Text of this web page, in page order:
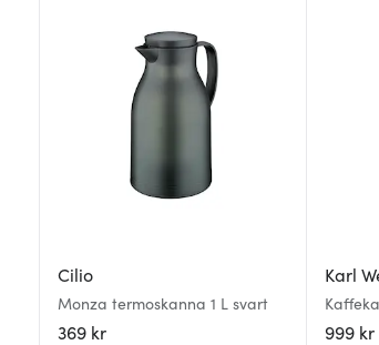
Cilio
Monza termoskanna 1 L svart
369 kr
Karl
999 kr